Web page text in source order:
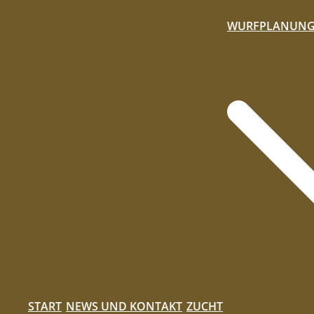
START NEWS UND KONTAKT ZUCHT